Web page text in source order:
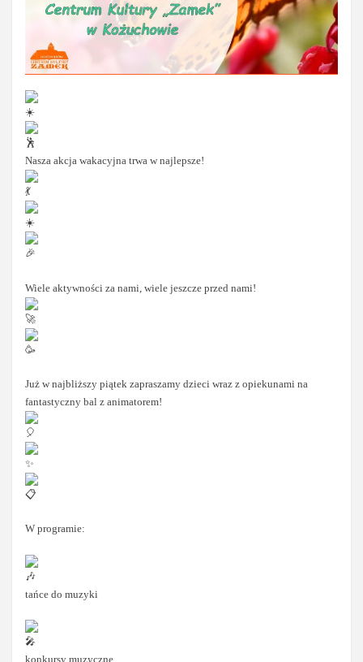
Nasza akcja wakacyjna trwa w najlepsze!
Wiele aktywności za nami, wiele jeszcze przed nami!
Już w najbliższy piątek zapraszamy dzieci wraz z opiekunami na
fantastyczny bal z animatorem!
W programie:
tańce do muzyki
konkursy muzyczne